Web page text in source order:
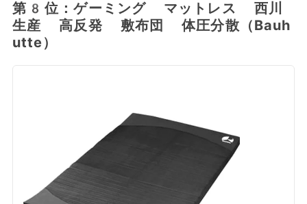
第8位：ゲーミング マットレス 西川
生産 高反発 敷布団 体圧分散（Bauh
utte）